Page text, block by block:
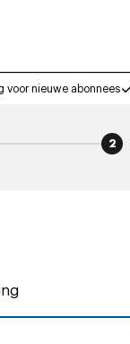
voor nieuwe abonnees
2